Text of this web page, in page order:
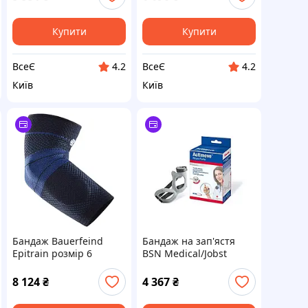
Купити
ВсеЄ
4.2
Київ
Купити
ВсеЄ
4.2
Київ
Бандаж Bauerfeind
Epitrain розмір 6
8 124₴
Бандаж на зап'ястя
BSN Medical/Jobst
7623800 Actimove Rhizo
Forte, правий, малий,
3,8 см, 5,1 см
4 367₴